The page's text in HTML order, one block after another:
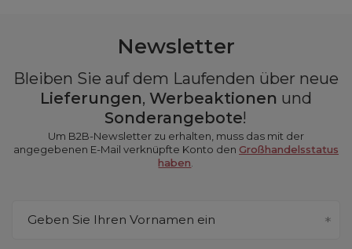
Newsletter
Bleiben Sie auf dem Laufenden über neue
Lieferungen, Werbeaktionen und
Sonderangebote!
Um B2B-Newsletter zu erhalten, muss das mit der
angegebenen E-Mail verknüpfte Konto den Großhandelsstatus
haben.
Geben Sie Ihren Vornamen ein